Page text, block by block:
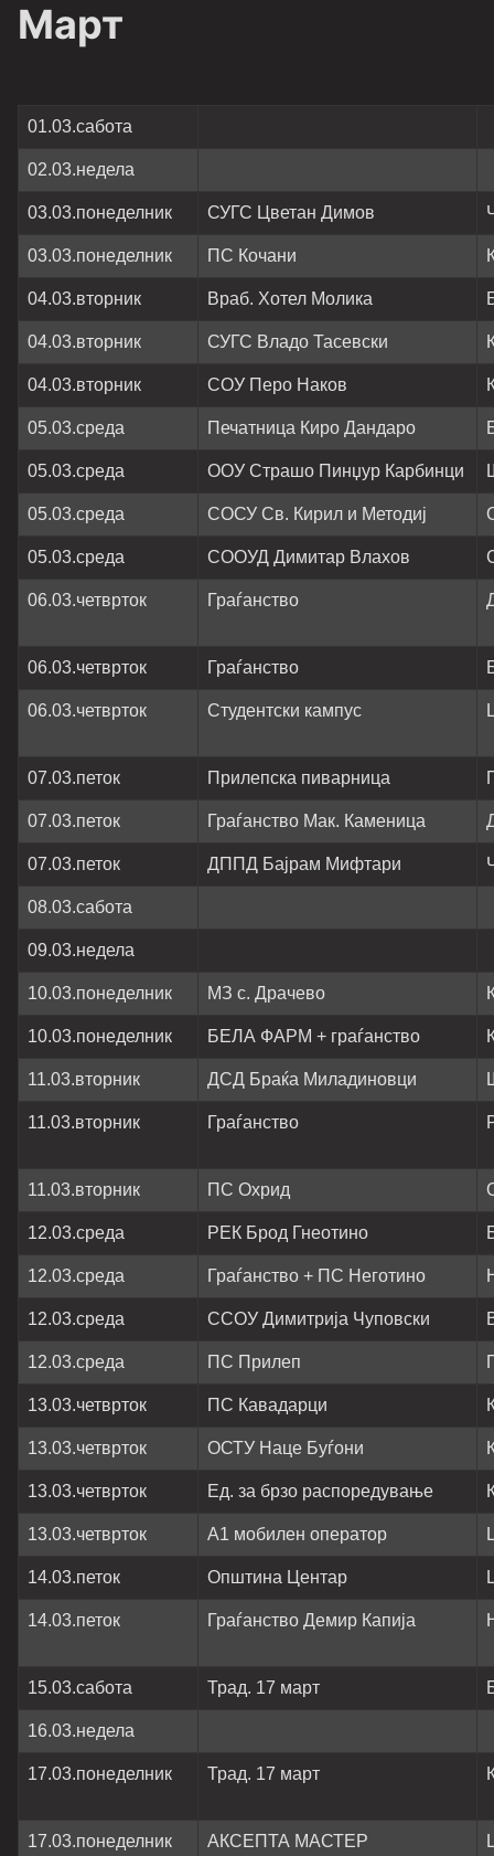
Март
01.03.сабота
02.03.недела
03.03.понеделник СУГС Цветан Димов
03.03.понеделник ПС Кочани
04.03.вторник Враб. Хотел Молика
04.03.вторник СУГС Владо Тасевски
04.03.вторник СОУ Перо Наков
05.03.среда Печатница Киро Дандаро
05.03.среда ООУ Страшо Пинџур Карбинци
05.03.среда СОСУ Св. Кирил и Методиј
05.03.среда СООУД Димитар Влахов
06.03.четврток Граѓанство
06.03.четврток Граѓанство
06.03.четврток Студентски кампус
07.03.петок Прилепска пиварница
07.03.петок Граѓанство Мак. Каменица
07.03.петок ДППД Бајрам Мифтари
08.03.сабота
09.03.недела
10.03.понеделник МЗ с. Драчево
10.03.понеделник БЕЛА ФАРМ + граѓанство
11.03.вторник ДСД Браќа Миладиновци
11.03.вторник Граѓанство
11.03.вторник ПС Охрид
12.03.среда РЕК Брод Гнеотино
12.03.среда Граѓанство + ПС Неготино
12.03.среда ССОУ Димитрија Чуповски
12.03.среда ПС Прилеп
13.03.четврток ПС Кавадарци
13.03.четврток ОСТУ Наце Буѓони
13.03.четврток Ед. за брзо распоредување
13.03.четврток А1 мобилен оператор
14.03.петок Општина Центар
14.03.петок Граѓанство Демир Капија
15.03.сабота Трад. 17 март
16.03.недела
17.03.понеделник Трад. 17 март
17.03.понеделник АКСЕПТА МАСТЕР